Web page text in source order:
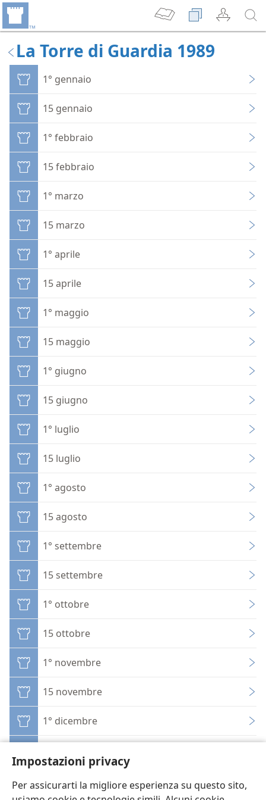
Impostazioni privacy
Per assicurarti la migliore esperienza su questo sito,
La Torre di Guardia 1989
1° gennaio
15 gennaio
1° febbraio
15 febbraio
1° marzo
15 marzo
1° aprile
15 aprile
1° maggio
15 maggio
1° giugno
15 giugno
1° luglio
15 luglio
1° agosto
15 agosto
1° settembre
15 settembre
1° ottobre
15 ottobre
1° novembre
15 novembre
1° dicembre